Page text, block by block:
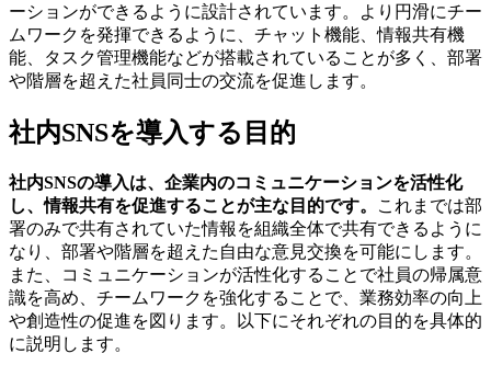
ーションができるように設計されています。より円滑にチー
ムワークを発揮できるように、チャット機能、情報共有機
能、タスク管理機能などが搭載されていることが多く、部署
や階層を超えた社員同士の交流を促進します。
社内SNSを導入する目的
社内SNSの導入は、企業内のコミュニケーションを活性化
し、情報共有を促進することが主な目的です。
これまでは部
署のみで共有されていた情報を組織全体で共有できるように
なり、部署や階層を超えた自由な意見交換を可能にします。
また、コミュニケーションが活性化することで社員の帰属意
識を高め、チームワークを強化することで、業務効率の向上
や創造性の促進を図ります。以下にそれぞれの目的を具体的
に説明します。